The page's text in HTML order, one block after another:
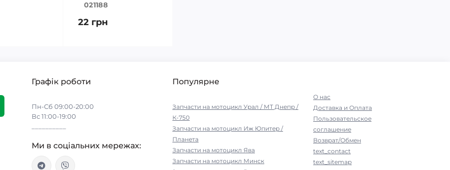
021188
22 грн
Графік роботи
Пн-Сб 09:00-20:00
Вс 11:00-19:00
Ми в соціальних мережах:
Популярне
Запчасти на мотоцикл Урал / МТ Днепр /
К-750
Запчасти на мотоцикл Иж Юпитер /
Планета
Запчасти на мотоцикл Ява
Запчасти на мотоцикл Минск
О нас
Доставка и Оплата
Пользовательское
соглашение
Возврат/Обмен
text_contact
text_sitemap